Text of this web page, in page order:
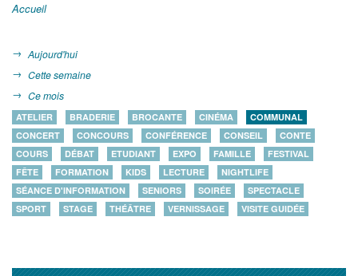
Accueil
Aujourd'hui
Cette semaine
Ce mois
ATELIER BRADERIE BROCANTE CINÉMA
COMMUNAL
CONCERT
CONCOURS CONFÉRENCE CONSEIL
CONTE
COURS
DÉBAT ETUDIANT EXPO FAMILLE
FESTIVAL
FÊTE
FORMATION KIDS LECTURE
NIGHTLIFE
SÉANCE D'INFORMATION
SENIORS SOIRÉE
SPECTACLE
SPORT
STAGE THÉÂTRE VERNISSAGE VISITE GUIDÉE